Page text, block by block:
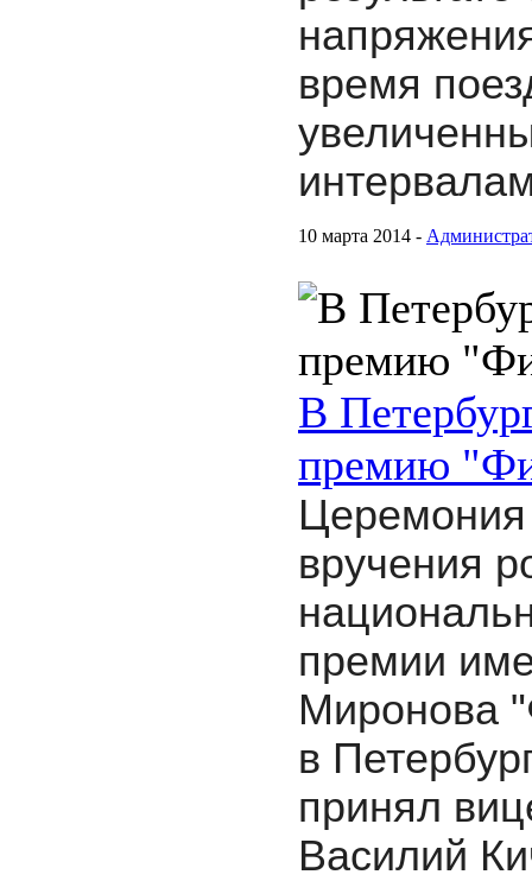
время
10 марта 2014 -
В
премию
Церемония
вручения
премии
Миронова
в
принял в
Василий